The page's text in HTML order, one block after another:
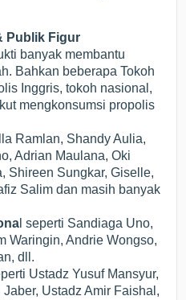
Publik Figur
banyak membantu
Bahkan beberapa Tokoh
Inggris, tokoh nasional,
mengkonsumsi propolis
Ramlan, Shandy Aulia,
Adrian Maulana, Oki
Shireen Sungkar, Giselle,
Salim dan masih banyak
l seperti Sandiaga Uno,
Waringin, Andrie Wongso,
dll.
Ustadz Yusuf Mansyur,
Ustadz Amir Faishal,